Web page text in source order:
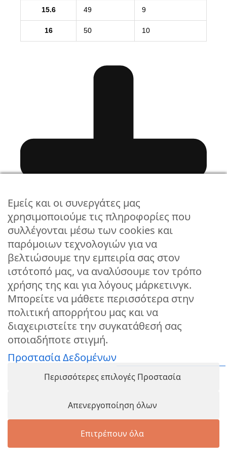
15.6 49 9
16 50 10
Εμείς και οι συνεργάτες μας
χρησιμοποιούμε τις πληροφορίες που
συλλέγονται μέσω των cookies και
παρόμοιων τεχνολογιών για να
βελτιώσουμε την εμπειρία σας στον
ιστότοπό μας, να αναλύσουμε τον τρόπο
χρήσης της και για λόγους μάρκετινγκ.
Μπορείτε να μάθετε περισσότερα στην
πολιτική απορρήτου μας και να
διαχειριστείτε την συγκατάθεσή σας
οποιαδήποτε στιγμή.
Προστασία Δεδομένων
Περισσότερες επιλογές Προστασία
Απενεργοποίηση όλων
Επιτρέπουν όλα